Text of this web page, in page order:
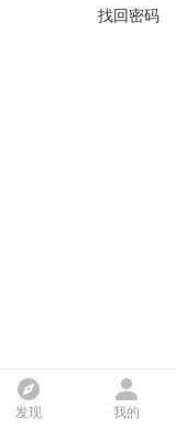
找回密码
发现 我的